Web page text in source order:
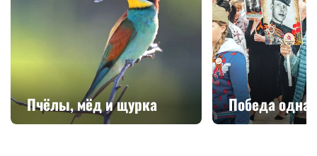
Пчёлы, мёд и щурка Победа одна